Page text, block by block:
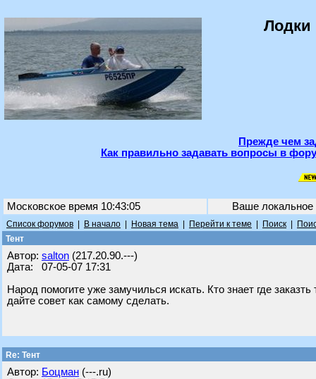
Лодки
Прежде чем
Как правильно задавать вопросы в
Московское время 10:43:05 Ваше
Список форумов В начало Новая тема Перейти к теме Поиск
Тент
Автор: salton (217.20.90.---)
Дата: 07-05-07 17:31
Народ помогите уже замучилься искать. Кто знает где
дайте совет как самому сделать.
Re: Тент
Автор: Бoцман (---.ru)